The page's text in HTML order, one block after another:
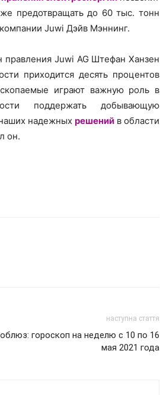
предотвращать до 60 тыс. тонн
Juwi Дэйв Мэннинг.
Juwi AG Штефан Ханзен
приходится десять процентов
играют важную роль в
поддержать добывающую
надежных решенийв области
он.
наступна стаття
гороскоп на неделю с 10 по 16
мая 2021 года